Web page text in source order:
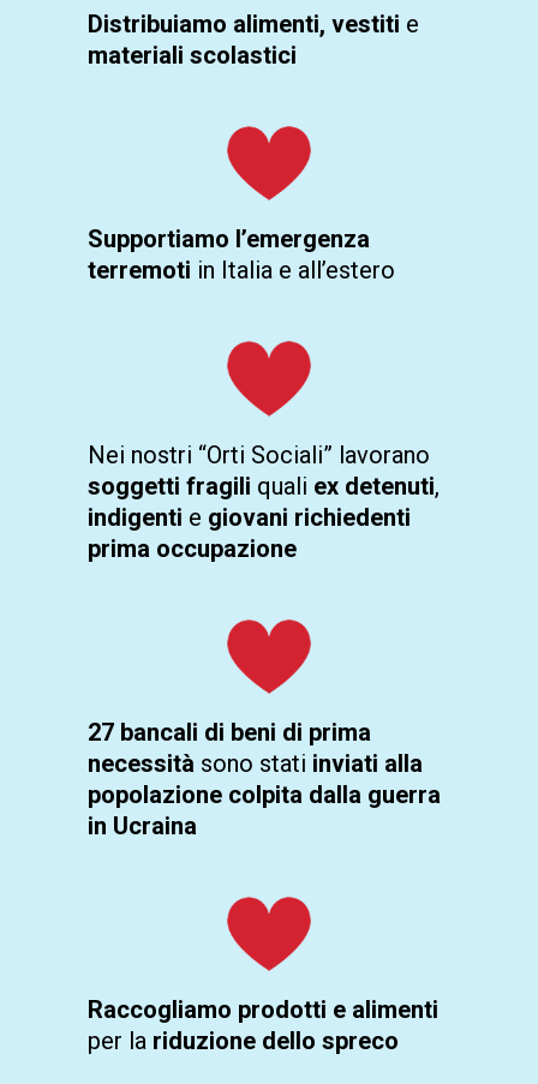
Distribuiamo alimenti, vestiti e
materiali scolastici
Supportiamo l’emergenza
terremoti in Italia e all’estero
Nei nostri “Orti Sociali” lavorano
soggetti fragili quali ex detenuti,
indigenti e giovani richiedenti
prima occupazione
27 bancali di beni di prima
necessità sono stati inviati alla
popolazione colpita dalla guerra
in Ucraina
Raccogliamo prodotti e alimenti
per la riduzione dello spreco